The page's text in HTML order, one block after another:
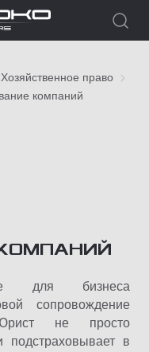
Хозяйственное право
компаний
для бизнеса
сопровождение
Юрист не просто
подстраховывает в